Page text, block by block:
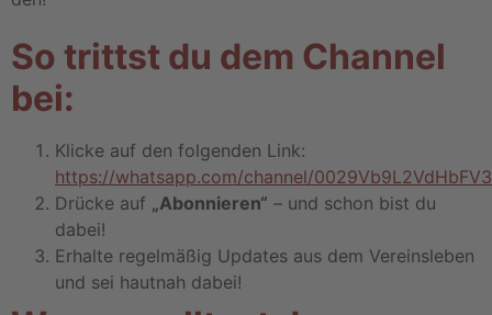
So trittst du dem Channel
bei:
Klicke auf den folgen­den Link:
https://whatsapp.com/channel/
Drücke auf „Abon­nie­ren“ – und schon bist du
dabei!
Erhalte regel­mä­ßig Updates aus dem Vereins­le­ben
und sei hautnah dabei!